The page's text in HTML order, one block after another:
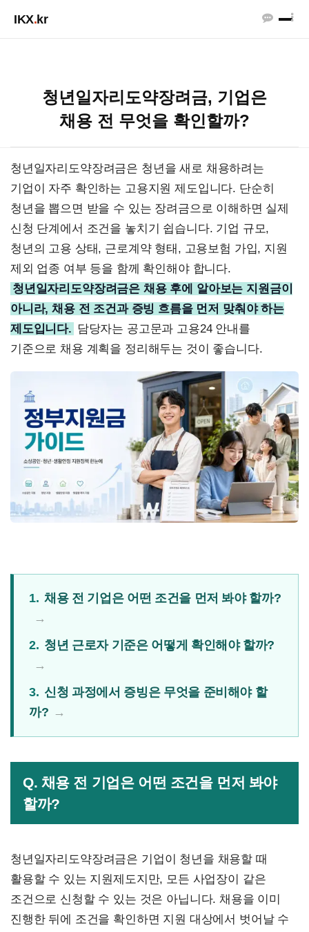
IKX.kr
청년일자리도약장려금, 기업은
채용 전 무엇을 확인할까?
청년일자리도약장려금은 청년을 새로 채용하려는
기업이 자주 확인하는 고용지원 제도입니다. 단순히
청년을 뽑으면 받을 수 있는 장려금으로 이해하면 실제
신청 단계에서 조건을 놓치기 쉽습니다. 기업 규모,
청년의 고용 상태, 근로계약 형태, 고용보험 가입, 지원
제외 업종 여부 등을 함께 확인해야 합니다.
청년일자리도약장려금은 채용 후에 알아보는 지원금이
아니라, 채용 전 조건과 증빙 흐름을 먼저 맞춰야 하는
제도입니다. 담당자는 공고문과 고용24 안내를
기준으로 채용 계획을 정리해두는 것이 좋습니다.
1. 채용 전 기업은 어떤 조건을 먼저 봐야 할까?
2. 청년 근로자 기준은 어떻게 확인해야 할까?
3. 신청 과정에서 증빙은 무엇을 준비해야 할
까?
Q. 채용 전 기업은 어떤 조건을 먼저 봐야
할까?
청년일자리도약장려금은 기업이 청년을 채용할 때
활용할 수 있는 지원제도지만, 모든 사업장이 같은
조건으로 신청할 수 있는 것은 아닙니다. 채용을 이미
진행한 뒤에 조건을 확인하면 지원 대상에서 벗어날 수